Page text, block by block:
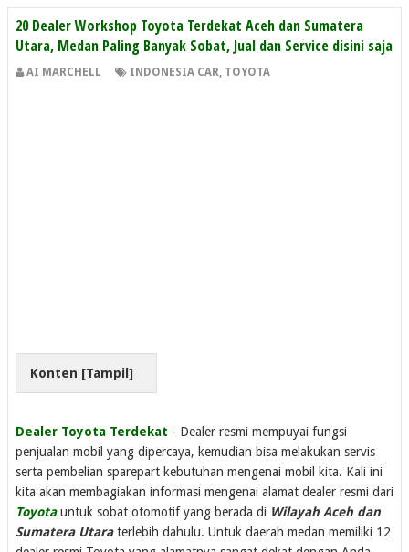
20 Dealer Workshop Toyota Terdekat Aceh dan Sumatera
Utara, Medan Paling Banyak Sobat, Jual dan Service disini saja
AI MARCHELL INDONESIA CAR TOYOTA
Konten [Tampil]
Dealer Toyota Terdekat - Dealer resmi mempuyai fungsi
penjualan mobil yang dipercaya, kemudian bisa melakukan servis
serta pembelian sparepart kebutuhan mengenai mobil kita. Kali ini
kita akan membagiakan informasi mengenai alamat dealer resmi dari
Toyotauntuk sobat otomotif yang berada di Wilayah Aceh dan
Sumatera Utaraterlebih dahulu. Untuk daerah medan memiliki 12